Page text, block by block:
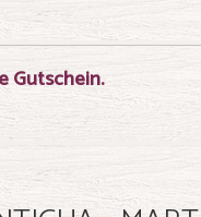
Gutschein.